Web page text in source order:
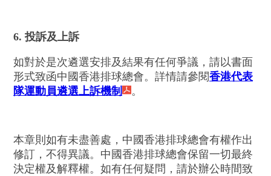
6. 投訴及上訴
如對於是次遴選安排及結果有任何爭議，請以書面
形式致函中國香港排球總會。詳情請參閱香港代表
隊運動員遴選上訴機制
。
本章則如有未盡善處，中國香港排球總會有權作出
修訂，不得異議。中國香港排球總會保留一切最終
決定權及解釋權。如有任何疑問，請於辦公時間致